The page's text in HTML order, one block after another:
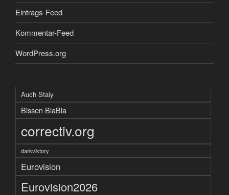
Eintrags-Feed
Kommentar-Feed
WordPress.org
Auch Staiy
Bissen BlaBla
correctiv.org
darkviktory
Eurovision
Eurovision2026